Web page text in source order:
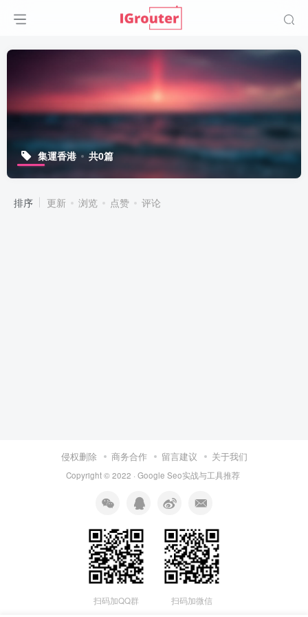
集運香港 共0篇
排序 更新 浏览 点赞 评论
侵权删除 商务合作 留言建议 关于我们
Copyright © 2022 · Google Seo实战与工具推荐
扫码加QQ群 扫码加微信